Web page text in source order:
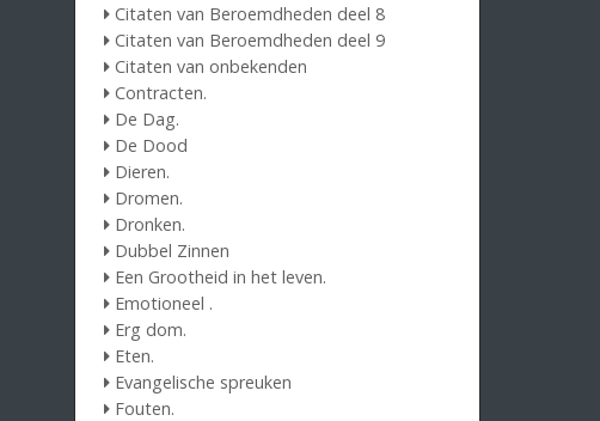
Citaten van Beroemdheden deel 8
Citaten van Beroemdheden deel 9
Citaten van onbekenden
Contracten.
De Dag.
De Dood
Dieren.
Dromen.
Dronken.
Dubbel Zinnen
Een Grootheid in het leven.
Emotioneel .
Erg dom.
Eten.
Evangelische spreuken
Fouten.